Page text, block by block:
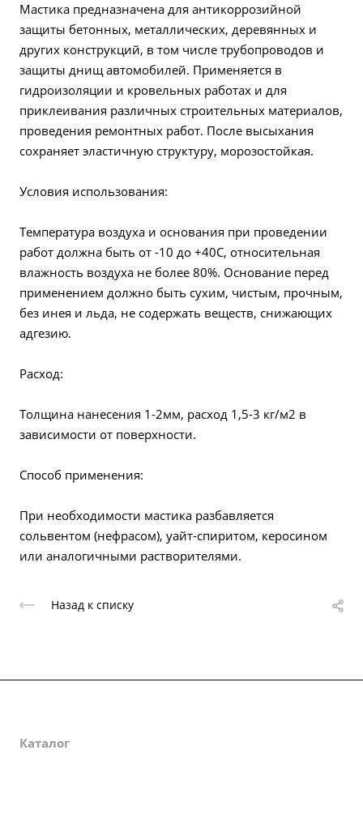
Мастика предназначена для антикоррозийной
защиты бетонных, металлических, деревянных и
других конструкций, в том числе трубопроводов и
защиты днищ автомобилей. Применяется в
гидроизоляции и кровельных работах и для
приклеивания различных строительных материалов,
проведения ремонтных работ. После высыхания
сохраняет эластичную структуру, морозостойкая.
Условия использования:
Температура воздуха и основания при проведении
работ должна быть от -10 до +40С, относительная
влажность воздуха не более 80%. Основание перед
применением должно быть сухим, чистым, прочным,
без инея и льда, не содержать веществ, снижающих
адгезию.
Расход:
Толщина нанесения 1-2мм, расход 1,5-3 кг/м2 в
зависимости от поверхности.
Способ применения:
При необходимости мастика разбавляется
сольвентом (нефрасом), уайт-спиритом, керосином
или аналогичными растворителями.
Назад к списку
Каталог